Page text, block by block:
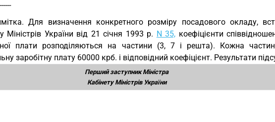
Для визначення конкретного розміру посадового окладу,
Міністрів України від 21 січня 1993 р. N 35, коефіцієнти
плати розподіляються на частини (3, 7 і решта). Кожна
заробітну плату 60000 крб. і відповідний коефіцієнт. Результати
Перший заступник Міністра
Кабінету Міністрів України